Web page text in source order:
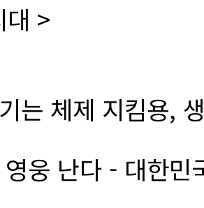
대 >
는 체제 지킴용,
웅 난다 - 대한